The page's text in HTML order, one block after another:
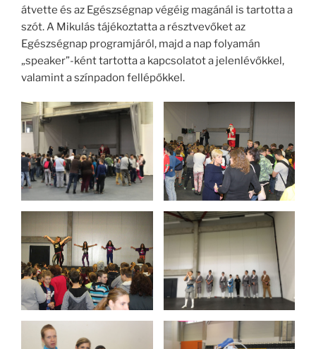
átvette és az Egészségnap végéig magánál is tartotta a
szót. A Mikulás tájékoztatta a résztvevőket az
Egészségnap programjáról, majd a nap folyamán
„speaker”-ként tartotta a kapcsolatot a jelenlévőkkel,
valamint a színpadon fellépőkkel.